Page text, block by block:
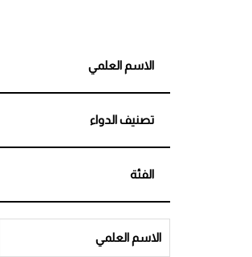
الاسم العلمي
تصنيف الدواء
الفئة
الاسم العلمي